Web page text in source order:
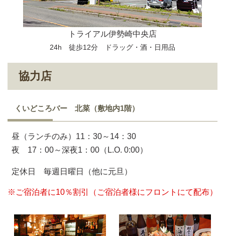
トライアル伊勢崎中央店
24h 徒歩12分 ドラッグ・酒・日用品
協力店
くいどころバー 北菜（敷地内1階）
昼（ランチのみ）11：30～14：30
夜 17：00～深夜1：00（L.O. 0:00）
定休日 毎週日曜日（他に元旦）
※ご宿泊者に10％割引（ご宿泊者様にフロントにて配布）